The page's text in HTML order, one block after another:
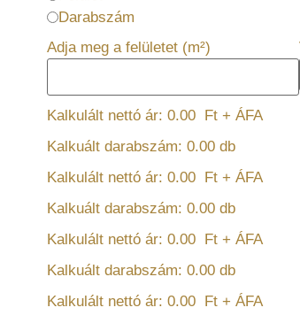
Darabszám
Adja meg a felületet (m²)
Kalkulált nettó ár: 0.00 Ft + ÁFA
Kalkuált darabszám: 0.00 db
Kalkulált nettó ár: 0.00 Ft + ÁFA
Kalkuált darabszám: 0.00 db
Kalkulált nettó ár: 0.00 Ft + ÁFA
Kalkuált darabszám: 0.00 db
Kalkulált nettó ár: 0.00 Ft + ÁFA